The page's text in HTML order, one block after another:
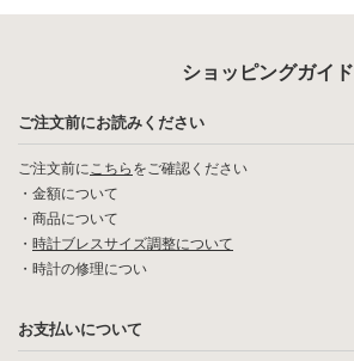
ショッピングガイド
ご注文前にお読みください
ご注文前にこちら をご確認ください
・ 金額について
・ 商品について
・ 時計ブレスサイズ調整について
・ 時計の修理につい
お支払いについて